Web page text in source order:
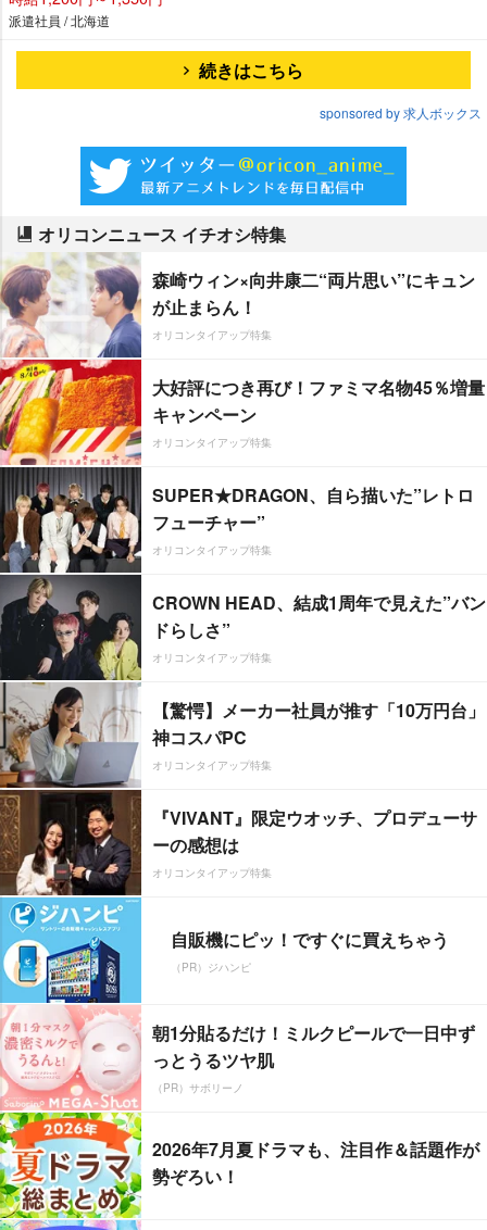
派遣社員 / 北海道
続きはこちら
sponsored by 求人ボックス
オリコンニュース イチオシ特集
森崎ウィン×向井康二“両片思い”にキュン
が止まらん！
オリコンタイアップ特集
大好評につき再び！ファミマ名物45％増量
キャンペーン
オリコンタイアップ特集
SUPER★DRAGON、自ら描いた”レトロ
フューチャー”
オリコンタイアップ特集
CROWN HEAD、結成1周年で見えた”バン
ドらしさ”
オリコンタイアップ特集
【驚愕】メーカー社員が推す「10万円台」
神コスパPC
オリコンタイアップ特集
『VIVANT』限定ウオッチ、プロデューサ
ーの感想は
オリコンタイアップ特集
自販機にピッ！ですぐに買えちゃう
（PR）ジハンピ
朝1分貼るだけ！ミルクピールで一日中ず
っとうるツヤ肌
（PR）サボリーノ
2026年7月夏ドラマも、注目作＆話題作が
勢ぞろい！